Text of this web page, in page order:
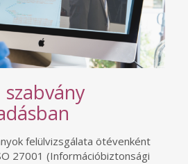
szabvány
felülvizsgálata ötévenként
27001 (Információbiztonsági